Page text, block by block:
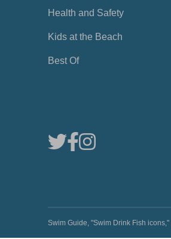
Health and Safety
Kids at the Beach
Best Of
Swim Guide, "Swim Drink Fish